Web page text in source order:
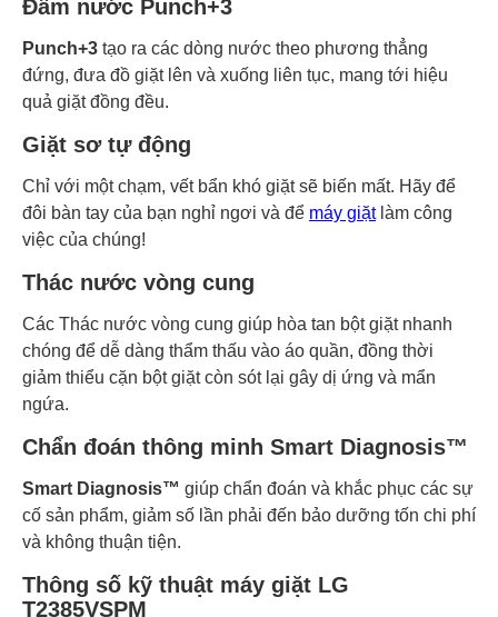
Đấm nước Punch+3
Punch+3 tạo ra các dòng nước theo phương thẳng
đứng, đưa đồ giặt lên và xuống liên tục, mang tới hiệu
quả giặt đồng đều.
Giặt sơ tự động
Chỉ với một chạm, vết bẩn khó giặt sẽ biến mất. Hãy để
đôi bàn tay của bạn nghỉ ngơi và để máy giặtlàm công
việc của chúng!
Thác nước vòng cung
Các Thác nước vòng cung giúp hòa tan bột giặt nhanh
chóng để dễ dàng thẩm thấu vào áo quần, đồng thời
giảm thiểu cặn bột giặt còn sót lại gây dị ứng và mẩn
ngứa.
Chẩn đoán thông minh Smart Diagnosis™
Smart Diagnosis™ giúp chẩn đoán và khắc phục các sự
cố sản phẩm, giảm số lần phải đến bảo dưỡng tốn chi phí
và không thuận tiện.
Thông số kỹ thuật máy giặt LG
T2385VSPM